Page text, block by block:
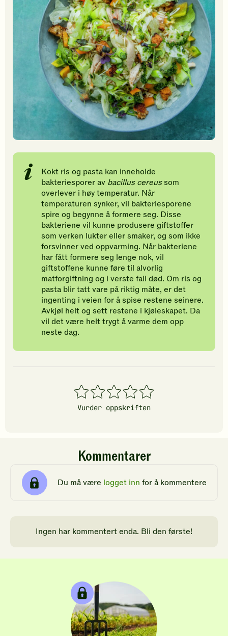
Kokt ris og pasta kan inneholde
bakteriesporer av bacillus cereussom
overlever i høy temperatur. Når
temperaturen synker, vil bakteriesporene
spire og begynne å formere seg. Disse
bakteriene vil kunne produsere giftstoffer
som verken lukter eller smaker, og som ikke
forsvinner ved oppvarming. Når bakteriene
har fått formere seg lenge nok, vil
giftstoffene kunne føre til alvorlig
matforgiftning og i verste fall død. Om ris og
pasta blir tatt vare på riktig måte, er det
ingenting i veien for å spise restene seinere.
Avkjøl helt og sett restene i kjøleskapet. Da
vil det være helt trygt å varme dem opp
neste dag.
1
stjerner
2
stjerner
3
stjerner
4
stjerner
5
stjerner
Vurder oppskriften
Kommentarer
Du må være logget inn for å kommentere
Ingen har kommentert enda. Bli den første!